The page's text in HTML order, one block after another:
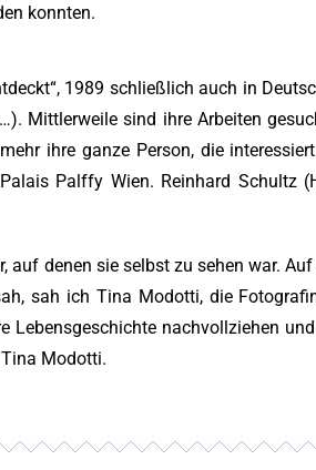
konnten.
1989 schließlich auch in
Mittlerweile sind ihre Arbeiten
ihre ganze Person, die
Palffy Wien. Reinhard Schultz
denen sie selbst zu sehen war.
sah ich Tina Modotti, die
nachvollziehen
Modotti.